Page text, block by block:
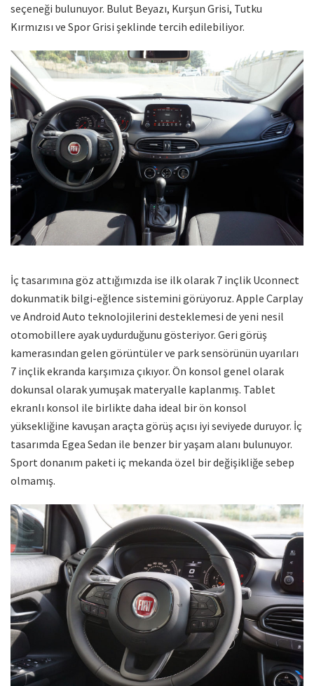
seçeneği bulunuyor. Bulut Beyazı, Kurşun Grisi, Tutku
Kırmızısı ve Spor Grisi şeklinde tercih edilebiliyor.
İç tasarımına göz attığımızda ise ilk olarak 7 inçlik Uconnect
dokunmatik bilgi-eğlence sistemini görüyoruz. Apple Carplay
ve Android Auto teknolojilerini desteklemesi de yeni nesil
otomobillere ayak uydurduğunu gösteriyor. Geri görüş
kamerasından gelen görüntüler ve park sensörünün uyarıları
7 inçlik ekranda karşımıza çıkıyor. Ön konsol genel olarak
dokunsal olarak yumuşak materyalle kaplanmış. Tablet
ekranlı konsol ile birlikte daha ideal bir ön konsol
yüksekliğine kavuşan araçta görüş açısı iyi seviyede duruyor. İç
tasarımda Egea Sedan ile benzer bir yaşam alanı bulunuyor.
Sport donanım paketi iç mekanda özel bir değişikliğe sebep
olmamış.